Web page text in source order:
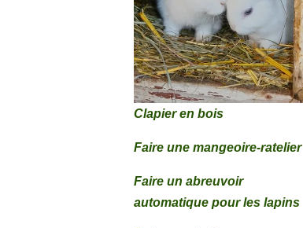
Clapier en bois
Faire une mangeoire-ratelier
Faire un abreuvoir
automatique pour les lapins